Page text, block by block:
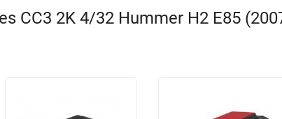
2K 4/32 Hummer H2 E85